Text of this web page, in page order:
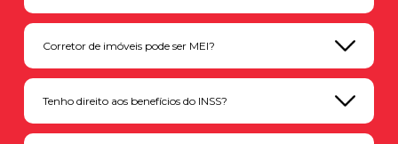
Corretor de imóveis pode ser MEI?
Tenho direito aos benefícios do INSS?